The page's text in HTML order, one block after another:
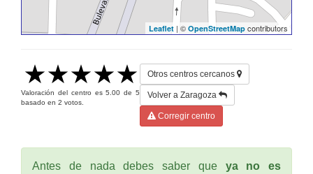
Leaflet | © OpenStreetMap contributors
Valoración del centro es5.00 de5
basado en 2 votos.
Otros centros cercanos
Volver a Zaragoza
Corregir centro
Antes de nada debes saber que ya no es